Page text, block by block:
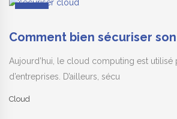
10
Comment bien sécuriser
Aujourd’hui, le cloud computing est utilisé
d’entreprises. D’ailleurs, sécu
Cloud